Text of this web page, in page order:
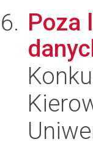
Poza